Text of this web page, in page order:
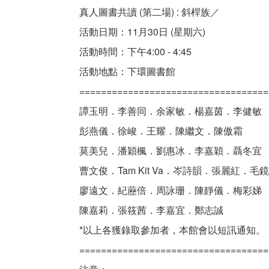
真人圖書共讀 (第二場) : 斜桿族／
活動日期：11月30日 (星期六)
活動時間：下午4:00 - 4:45
活動地點：下環圖書館
譚玉明．李善同．余家敏．楊嘉茵．李健敏
彭燕儀．徐峻．王耀．陳繼文．陳傲霜
莫美兒．潘穎楓．劉惠冰．李嘉穎．聶冬宜
曹文俊．Tam Kit Va．岑詩韻．張麗紅．毛
廖遠文．紀藶倍．周詠珊．陳靜儀．梅彩娣
陳嘉莉．張筱茜．李嘉宜．鄭志誠
*以上各獲錄取參加者，本館會以短訊通知。